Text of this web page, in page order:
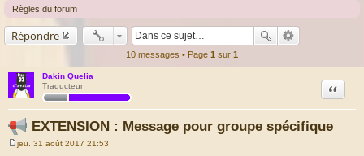
Règles du forum
Répondre
10 messages • Page 1 sur 1
Dakin Quelia
Traducteur
EXTENSION : Message pour groupe spécifique
Citation
M
jeu. 31 août 2017 21:53